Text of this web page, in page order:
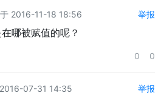
2016-11-18 18:56 举报
哪被赋值的呢？
0 0
07-31 14:35 举报